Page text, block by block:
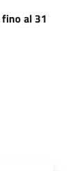
fino al 31